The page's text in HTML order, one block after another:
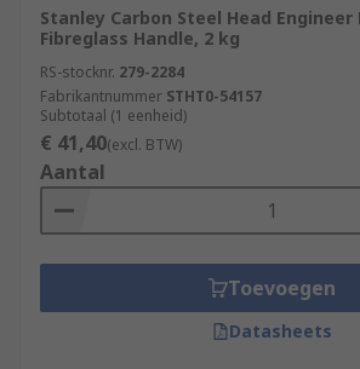
Stanley Carbon Steel Head
Fibreglass Handle, 2 kg
RS-stocknr. 279-2284
Fabrikantnummer STHT0-54157
Subtotaal (1 eenheid)
€ 41,40(excl. BTW)
Aantal
Toevoegen
Datasheets